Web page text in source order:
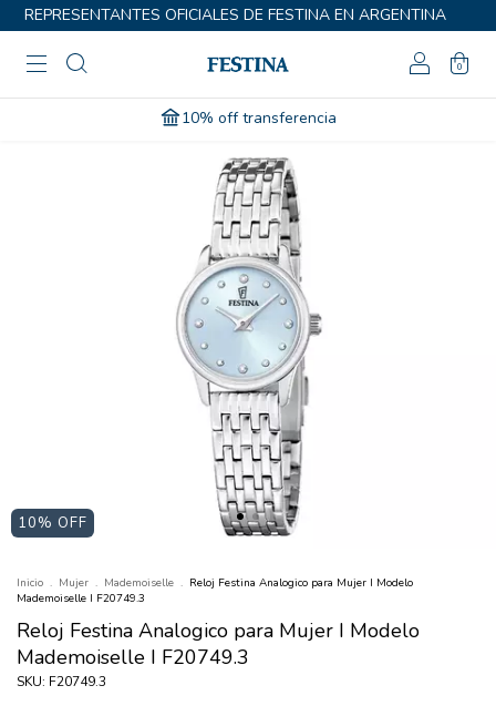
REPRESENTANTES OFICIALES DE FESTINA EN ARGENTINA
0
10% off transferencia
10% OFF
Inicio . Mujer . Mademoiselle . Reloj Festina Analogico para Mujer I Modelo
Mademoiselle I F20749.3
Reloj Festina Analogico para Mujer I Modelo
Mademoiselle I F20749.3
SKU: F20749.3